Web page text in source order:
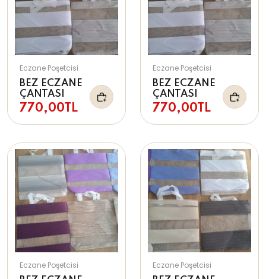
Eczane Poşetcisi
BEZ ECZANE
ÇANTASI
770,00TL
Eczane Poşetcisi
BEZ ECZANE
ÇANTASI
770,00TL
Eczane Poşetcisi
Eczane Poşetcisi